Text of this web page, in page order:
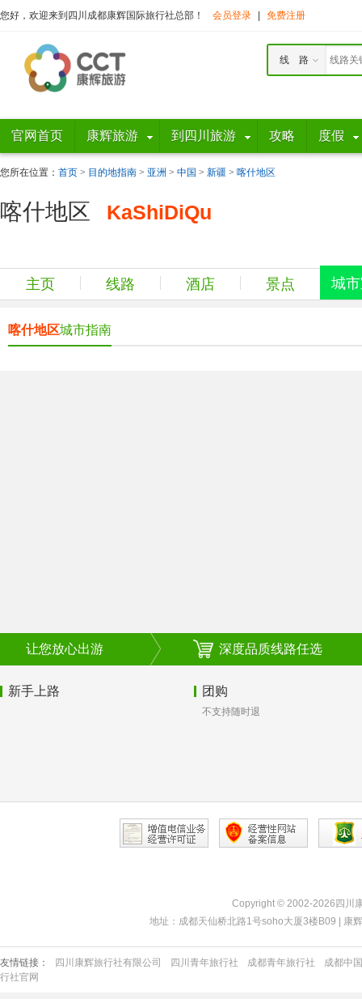
您好，欢迎来到四川成都康辉国际旅行社总部！ 会员登录 免费注册
线 路
官网首页 康辉旅游 到四川旅游 攻略 度假
您所在位置： 首页 > 目的地指南 > 亚洲 > 中国 > 新疆 > 喀什地区
喀什地区 KaShiDiQu
主页 线路 酒店 景点 城
喀什地区城市指南
让您放心出游 深度品质线路任选
新手上路 团购
不支持随时退
Copyright © 2002-2026四川
地址：成都天仙桥北路1号soho大厦3楼B09 |
友情链接： 四川康辉旅行社有限公司 四川青年旅行社 成都青年旅行社
成都中
行社官网